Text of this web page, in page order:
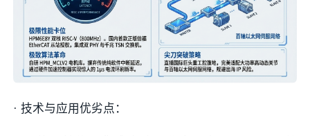
·技术与应用优劣点：